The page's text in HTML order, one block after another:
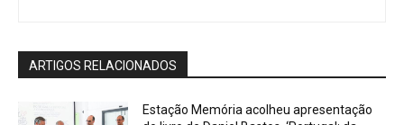
ARTIGOS RELACIONADOS
Estação Memória acolheu apresentação